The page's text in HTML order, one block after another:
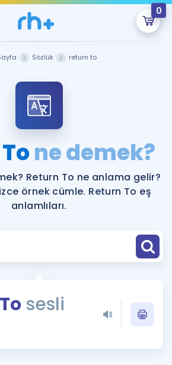
0
ÜYE DEĞİLİM
Şu An Boş.
hazırlayacak onlarca eğitim seni
bekliyor!
Sözlük return to
ne demek?
Return To ne anlama gelir?
örnek cümle. Return To eş
anlamlıları.
sesli